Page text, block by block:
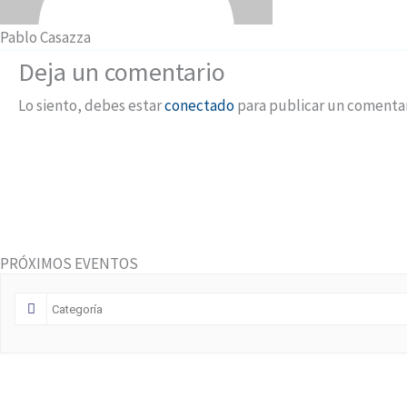
Pablo Casazza
Deja un comentario
Lo siento, debes estarconectadopara publicar un
PRÓXIMOS EVENTOS